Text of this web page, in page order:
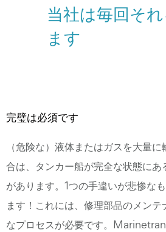
当社は毎回そ
ます
完璧は必須です
（危険な）液体またはガスを大量
合は、タンカー船が完全な状態に
があります。1つの手違いが悲惨な
ます！これには、修理部品のメン
なプロセスが必要です。